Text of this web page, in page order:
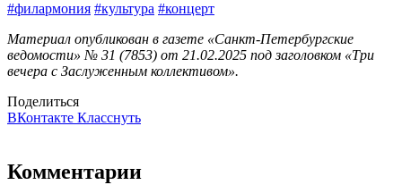
#филармония #культура #концерт
Материал опубликован в газете «Санкт-Петербургские
ведомости» № 31 (7853) от 21.02.2025 под заголовком «Три
вечера с Заслуженным коллективом».
Поделиться
ВКонтакте Класснуть
Комментарии